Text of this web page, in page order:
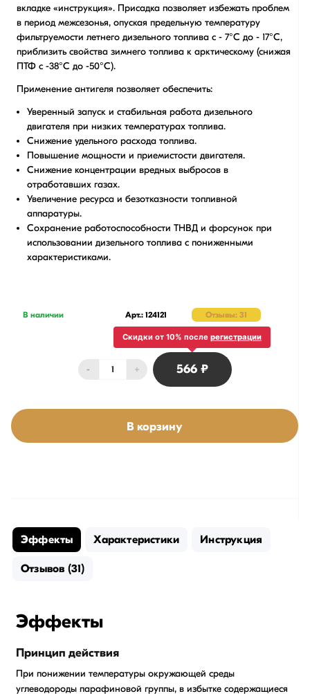
вкладке «инструкция». Присадка позволяет избежать проблем
в период межсезонья, опуская предельную температуру
фильтруемости летнего дизельного топлива с - 7°С до - 17°С,
приблизить свойства зимнего топлива к арктическому (снижая
ПТФ с -38°С до -50°С).
Применение антигеля позволяет обеспечить:
Уверенный запуск и стабильная работа дизельного
двигателя при низких температурах топлива.
Снижение удельного расхода топлива.
Повышение мощности и приемистости двигателя.
Снижение концентрации вредных выбросов в
отработавших газах.
Увеличение ресурса и безотказности топливной
аппаратуры.
Сохранение работоспособности ТНВД и форсунок при
использовании дизельного топлива с пониженными
характеристиками.
В наличии Арт.: 124121 Отзывы: 31
- + 566 ₽
В корзину
Эффекты Характеристики Инструкция
Отзывов (31)
Эффекты
Принцип действия
При понижении температуры окружающей среды
углеводороды парафиновой группы, в избытке содержащиеся
Скидки от 10% после регистрации